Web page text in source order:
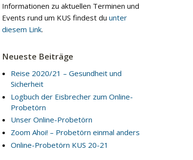
Informationen zu aktuellen Terminen und
Events rund um KUS findest du unter
diesem Link.
Neueste Beiträge
Reise 2020/21 – Gesundheit und
Sicherheit
Logbuch der Eisbrecher zum Online-
Probetörn
Unser Online-Probetörn
Zoom Ahoi! – Probetörn einmal anders
Online-Probetörn KUS 20-21